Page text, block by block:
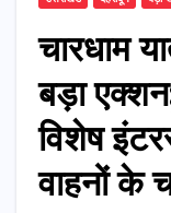
चारधाम
बड़ा
विशेष
वाहनों के